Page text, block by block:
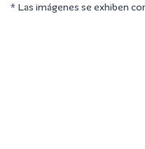
* Las imágenes se exhiben